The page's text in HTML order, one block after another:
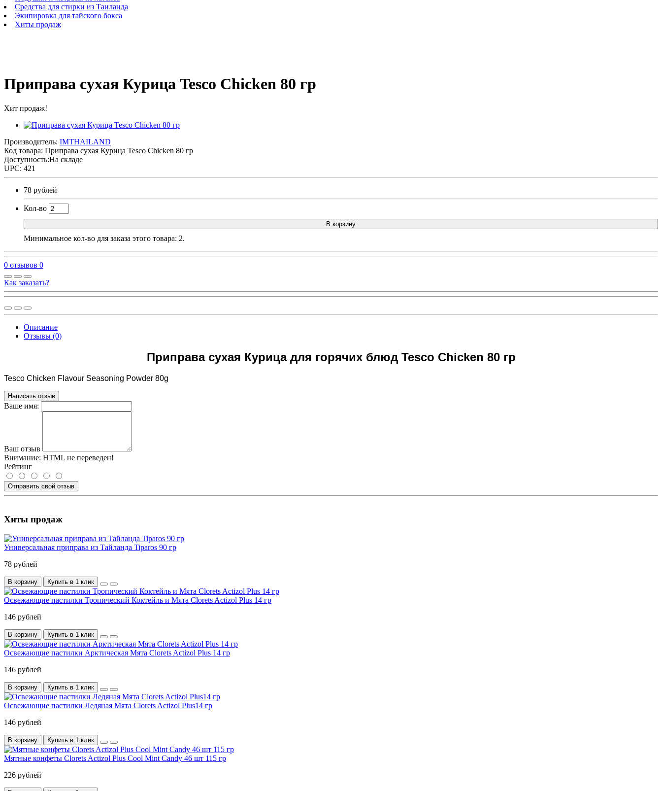
Средства для стирки из Таиланда
Экипировка для тайского бокса
Хиты продаж
Приправа сухая Курица Tesco Chicken 80 гр
Хит продаж!
Производитель: IMTHAILAND
Код товара: Приправа сухая Курица Tesco Chicken 80 гр
Доступность:На складе
UPC: 421
78 рублей
Кол-во
В корзину
Минимальное кол-во для заказа этого товара: 2.
0 отзывов 0
Как заказать?
Описание
Отзывы (0)
Приправа сухая Курица для горячих блюд Tesco Chicken 80 гр
Tesco Chicken Flavour Seasoning Powder 80g
Написать отзыв
Ваше имя:
Ваш отзыв
Внимание: HTML не переведен!
Рейтинг
Отправить свой отзыв
Хиты продаж
Универсальная приправа из Тайланда Tiparos 90 гр
78 рублей
В корзину Купить в 1 клик
Освежающие пастилки Тропический Коктейль и Мята Clorets Actizol Plus 14 гр
146 рублей
В корзину Купить в 1 клик
Освежающие пастилки Арктическая Мята Clorets Actizol Plus 14 гр
146 рублей
В корзину Купить в 1 клик
Освежающие пастилки Ледяная Мята Clorets Actizol Plus14 гр
146 рублей
В корзину Купить в 1 клик
Мятные конфеты Clorets Actizol Plus Cool Mint Candy 46 шт 115 гр
226 рублей